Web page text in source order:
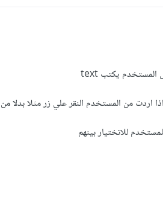
اردت من المستخدم النقر علي زر مثلا
للاتختيار بينهم